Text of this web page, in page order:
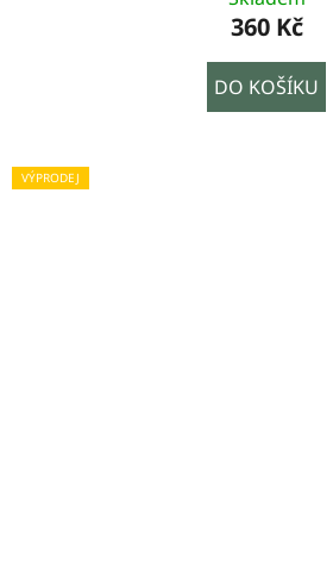
360 Kč
DO KOŠÍKU
VÝPRODEJ